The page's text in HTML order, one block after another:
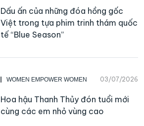
Dấu ấn của những đóa hồng gốc
Việt trong tựa phim trinh thám quốc
tế “Blue Season”
WOMEN EMPOWER WOMEN 03/07/2026
Hoa hậu Thanh Thủy đón tuổi mới
cùng các em nhỏ vùng cao